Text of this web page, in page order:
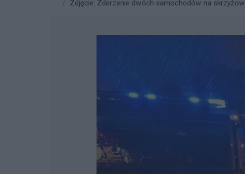
Zdjęcie: Zderzenie dwóch samochodów na